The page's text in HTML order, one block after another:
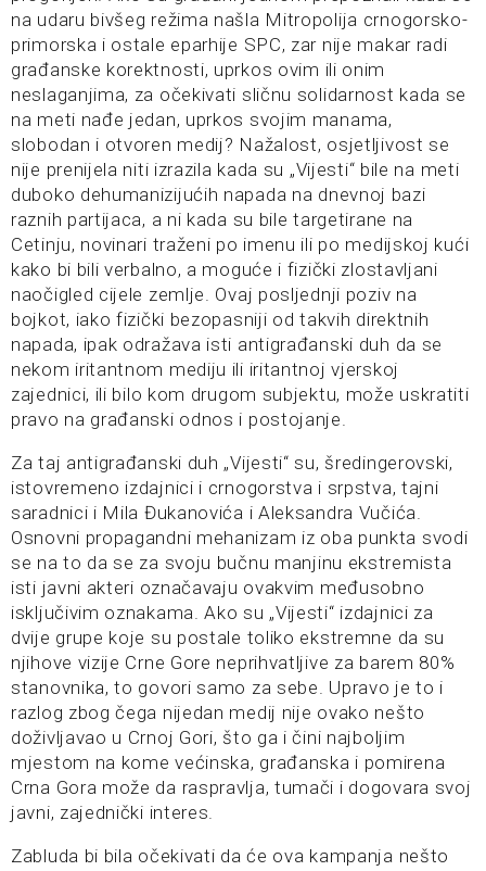
na udaru bivšeg režima našla Mitropolija crnogorsko-
primorska i ostale eparhije SPC, zar nije makar radi
građanske korektnosti, uprkos ovim ili onim
neslaganjima, za očekivati sličnu solidarnost kada se
na meti nađe jedan, uprkos svojim manama,
slobodan i otvoren medij? Nažalost, osjetljivost se
nije prenijela niti izrazila kada su „Vijesti“ bile na meti
duboko dehumanizijućih napada na dnevnoj bazi
raznih partijaca, a ni kada su bile targetirane na
Cetinju, novinari traženi po imenu ili po medijskoj kući
kako bi bili verbalno, a moguće i fizički zlostavljani
naočigled cijele zemlje. Ovaj posljednji poziv na
bojkot, iako fizički bezopasniji od takvih direktnih
napada, ipak odražava isti antigrađanski duh da se
nekom iritantnom mediju ili iritantnoj vjerskoj
zajednici, ili bilo kom drugom subjektu, može uskratiti
pravo na građanski odnos i postojanje.
Za taj antigrađanski duh „Vijesti“ su, šredingerovski,
istovremeno izdajnici i crnogorstva i srpstva, tajni
saradnici i Mila Đukanovića i Aleksandra Vučića.
Osnovni propagandni mehanizam iz oba punkta svodi
se na to da se za svoju bučnu manjinu ekstremista
isti javni akteri označavaju ovakvim međusobno
isključivim oznakama. Ako su „Vijesti“ izdajnici za
dvije grupe koje su postale toliko ekstremne da su
njihove vizije Crne Gore neprihvatljive za barem 80%
stanovnika, to govori samo za sebe. Upravo je to i
razlog zbog čega nijedan medij nije ovako nešto
doživljavao u Crnoj Gori, što ga i čini najboljim
mjestom na kome većinska, građanska i pomirena
Crna Gora može da raspravlja, tumači i dogovara svoj
javni, zajednički interes.
Zabluda bi bila očekivati da će ova kampanja nešto